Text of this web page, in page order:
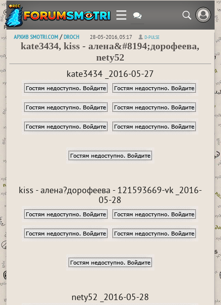
АРХИВ SMOTRI.COM /DROCH 28-05-2016, 05:17 D-PULSE
kate3434, kiss - алена&#8194;дорофеева,
nety52
kate3434 _2016-05-27
kiss - алена?дорофеева - 121593669-vk _2016-
05-28
nety52 _2016-05-28